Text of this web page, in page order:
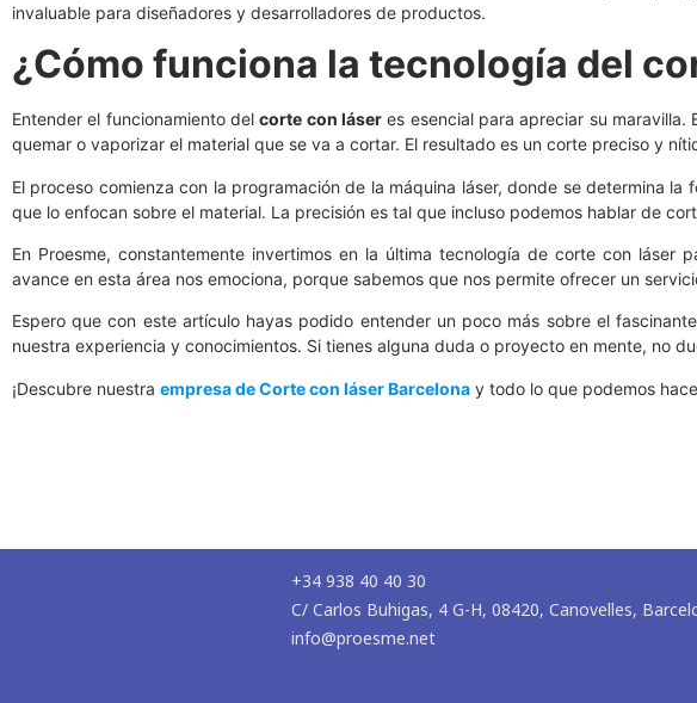
invaluable para diseñadores y desarrolladores de productos.
¿Cómo funciona la tecnología del
Entender el funcionamiento delcorte con láser es esencial para apreciar su
quemar o vaporizar el material que se va a cortar. El resultado es un corte preciso y
El proceso comienza con la programación de la máquina láser, donde se determina
que lo enfocan sobre el material. La precisión es tal que incluso podemos hablar de
En Proesme, constantemente invertimos en la última tecnología de corte con láser
avance en esta área nos emociona, porque sabemos que nos permite ofrecer un
Espero que con este artículo hayas podido entender un poco más sobre el
nuestra experiencia y conocimientos. Si tienes alguna duda o proyecto en mente, no
¡Descubre nuestra empresa de Corte con láser Barcelona y todo lo que podemos
+34 938 40 40 30
C/ Carlos Buhigas, 4 G-H, 08420, Canovelles,
info@proesme.net